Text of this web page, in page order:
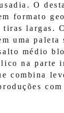
O
formato
largas.
uma
médio
na parte
combina